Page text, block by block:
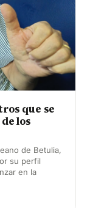
que se
los
de Betulia,
su perfil
en la